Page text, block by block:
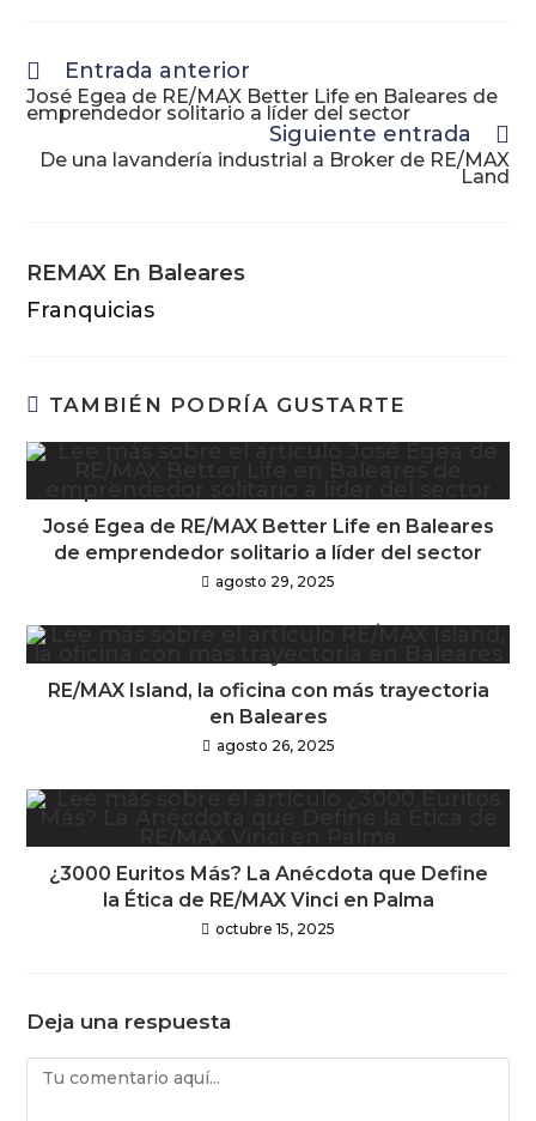
Entrada anterior
José Egea de RE/MAX Better Life en Baleares de
emprendedor solitario a líder del sector
Siguiente entrada
De una lavandería industrial a Broker de RE/MAX
Land
REMAX En Baleares
Franquicias
TAMBIÉN PODRÍA GUSTARTE
José Egea de RE/MAX Better Life en Baleares
de emprendedor solitario a líder del sector
agosto 29, 2025
RE/MAX Island, la oficina con más trayectoria
en Baleares
agosto 26, 2025
¿3000 Euritos Más? La Anécdota que Define
la Ética de RE/MAX Vinci en Palma
octubre 15, 2025
Deja una respuesta